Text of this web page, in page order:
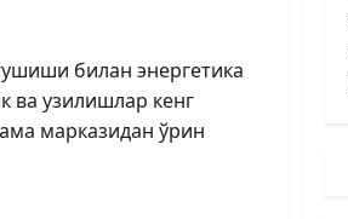
билан энергетика
ва узилишлар кенг
марказидан ўрин